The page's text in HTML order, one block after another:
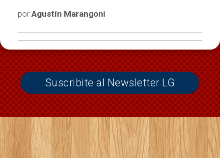
porAgustín Marangoni
Suscribite al Newsletter LG